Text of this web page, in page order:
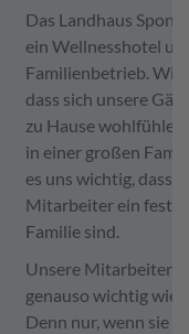
Das Landhaus
ein Wellnesshotel
Familienbetrieb. Wir
dass sich unsere
zu Hause wohlfühlen
in einer großen
es uns wichtig, dass
Mitarbeiter ein fester
Familie sind.
Unsere Mitarbeiter
genauso wichtig wie
Denn nur, wenn sie